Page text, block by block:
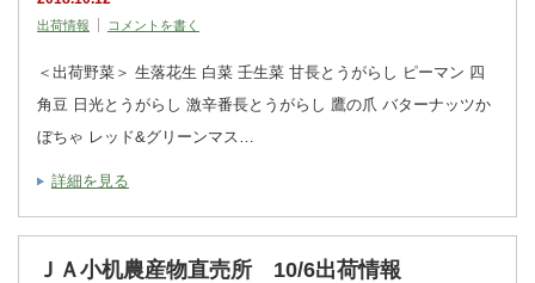
出荷情報 コメントを書く
＜出荷野菜＞ 生落花生 白菜 壬生菜 甘長とうがらし ピーマン 四
角豆 日光とうがらし 激辛番長とうがらし 鷹の爪 バターナッツか
ぼちゃ レッド&グリーンマス…
詳細を見る
ＪＡ小机農産物直売所 10/6出荷情報